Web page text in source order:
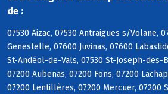
de :
07530 Aizac, 07530 Antraigues s/Volane,
Genestelle, 07600 Juvinas, 07600
St-Andéol-de-Vals, 07530 St-Joseph-des-
07200 Aubenas, 07200 Fons, 07200
07200 Lentillères, 07200 Mercuer, 07200